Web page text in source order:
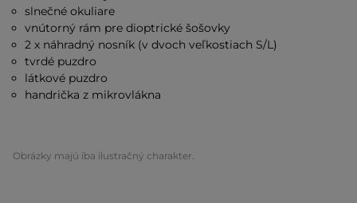
slnečné okuliare
vnútorný rám pre dioptrické šošovky
2 x náhradný nosník (v dvoch veľkostiach S/L)
tvrdé puzdro
látkové puzdro
handrička z mikrovlákna
Obrázky majú iba ilustračný charakter.